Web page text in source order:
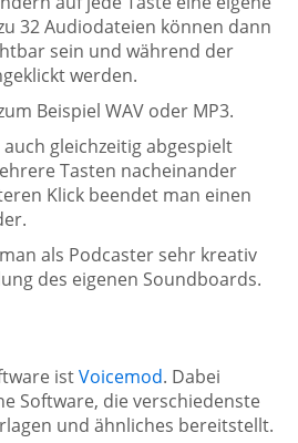
32 Audiodateien können dann
sein und während der
werden.
Beispiel WAV oder MP3.
gleichzeitig abgespielt
Tasten nacheinander
Klick beendet man einen
als Podcaster sehr kreativ
des eigenen Soundboards.
istVoicemod. Dabei
Software, die verschiedenste
und ähnliches bereitstellt.